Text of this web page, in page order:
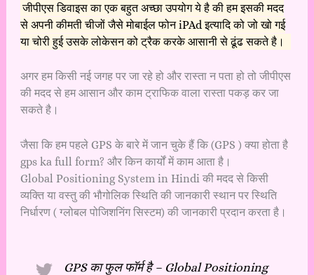
जीपीएस डिवाइस का एक बहुत अच्छा उपयोग ये है की हम इसकी मदद
से अपनी कीमती चीजों जैसेमोबाईल फोनiPAd इत्यादि को जो खो गई
या चोरी हुई उसके लोकेसन को ट्रैक करके आसानी से ढूंढ सकते है।
अगर हम किसी नई जगह पर जा रहे हो और रास्ता न पता हो तो जीपीएस
की मदद से हम आसान और काम ट्राफिक वाला रास्ता पकड़ कर जा
सकते है।
जैसा कि हम पहले GPS के बारे में जान चुके हैं कि (GPS ) क्या होता है
gps ka full form? और किन कार्यों में काम आता है।
Global Positioning System in Hindi की मदद से किसी
व्यक्ति या वस्तु की भौगोलिक स्थिति की जानकारी स्थान पर स्थिति
निर्धारण ( ग्लोबल पोजिशनिंग सिस्टम) की जानकारी प्रदान करता है।
GPS का फुल फॉर्म है – Global Positioning